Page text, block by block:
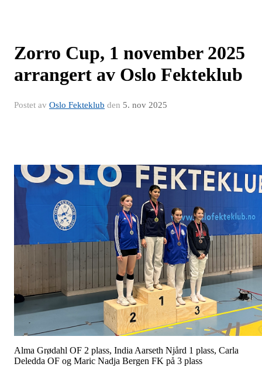
Zorro Cup, 1 november 2025
arrangert av Oslo Fekteklub
Postet av Oslo Fekteklub den 5. nov 2025
Alma Grødahl OF 2 plass, India Aarseth Njård 1 plass, Carla
Deledda OF og Maric Nadja Bergen FK på 3 plass